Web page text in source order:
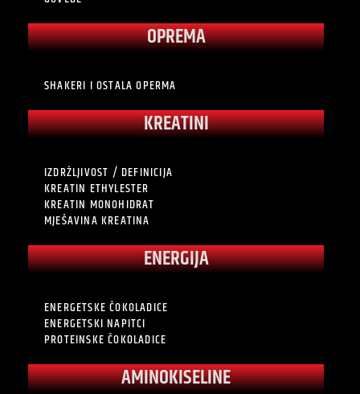
OPREMA
SHAKERI I OSTALA OPERMA
KREATINI
IZDRŽLJIVOST / DEFINICIJA
KREATIN ETHYLESTER
KREATIN MONOHIDRAT
MJEŠAVINA KREATINA
ENERGIJA
ENERGETSKE ČOKOLADICE
ENERGETSKI NAPITCI
PROTEINSKE ČOKOLADICE
AMINOKISELINE